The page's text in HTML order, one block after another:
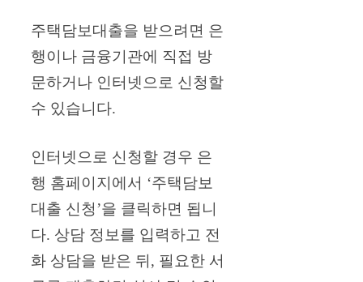
주택담보대출을 받으려면 은
행이나 금융기관에 직접 방
문하거나 인터넷으로 신청할
수 있습니다.
인터넷으로 신청할 경우 은
행 홈페이지에서 ‘주택담보
대출 신청’을 클릭하면 됩니
다. 상담 정보를 입력하고 전
화 상담을 받은 뒤, 필요한 서